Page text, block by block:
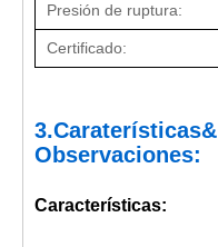
Presión de ruptura:
Certificado:
3.Caraterísticas&
Observaciones:
Características: